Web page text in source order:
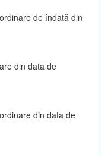
de îndată din
din data de
din data de